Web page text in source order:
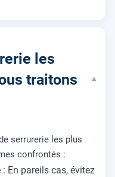
les
traitons
▾
serrurerie les plus
confrontés :
En pareils cas, évitez